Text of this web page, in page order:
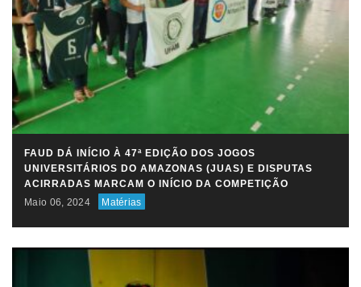
FAUD DÁ INÍCIO À 47ª EDIÇÃO DOS JOGOS
UNIVERSITÁRIOS DO AMAZONAS (JUAS) E DISPUTAS
ACIRRADAS MARCAM O INÍCIO DA COMPETIÇÃO
Maio 06, 2024
Matérias